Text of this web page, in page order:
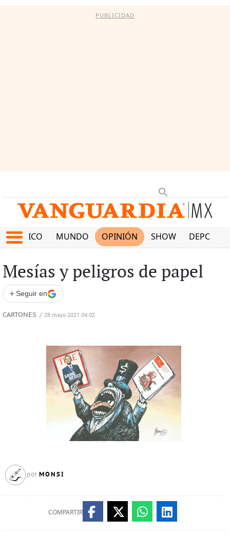
PUBLICIDAD
MÉXICO MUNDO OPINIÓN SHOW
Mesías y peligros de papel
+ Seguir en
CARTONES / 28 mayo 2021 04:02
por MONSI
COMPARTIR